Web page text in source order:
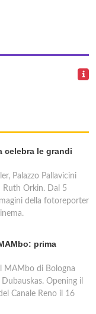
celebra le grandi
Palazzo Pallavicini
Ruth Orkin. Dal 5
della fotoreporter
prima
MAMbo di Bologna
Opening il
Canale Reno il 16